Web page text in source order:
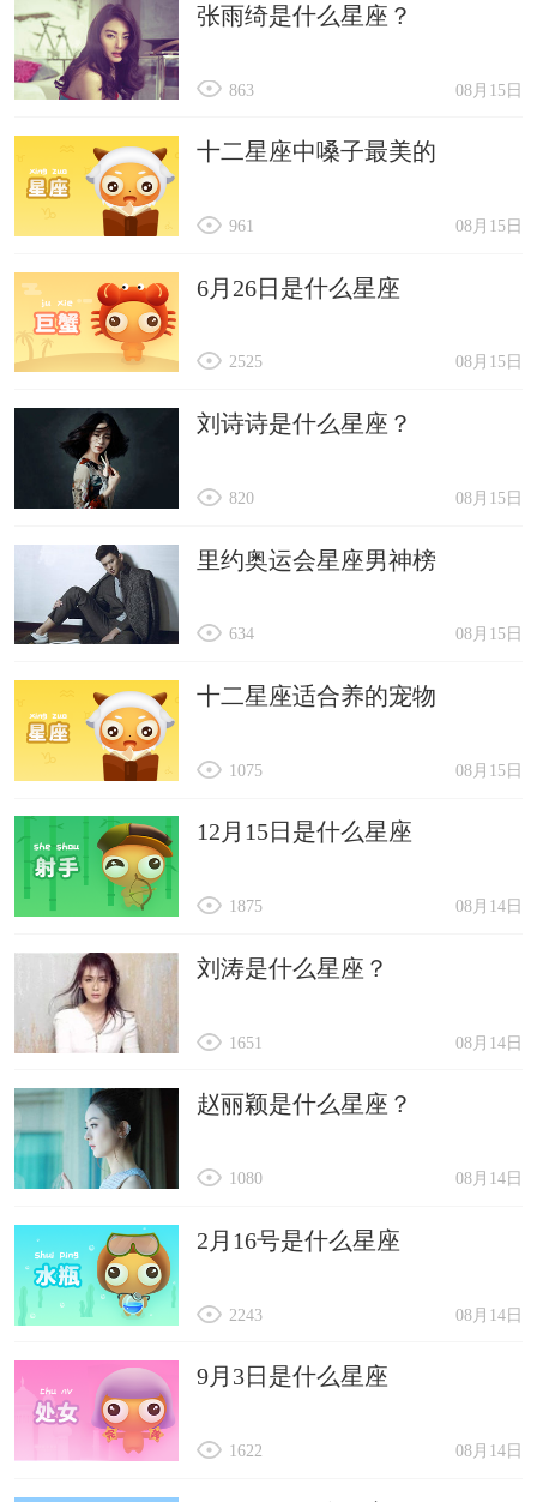
张雨绮是什么星座？
08月15日
863
十二星座中嗓子最美的
08月15日
961
6月26日是什么星座
08月15日
2525
刘诗诗是什么星座？
08月15日
820
里约奥运会星座男神榜
08月15日
634
十二星座适合养的宠物
08月15日
1075
12月15日是什么星座
08月14日
1875
刘涛是什么星座？
08月14日
1651
赵丽颖是什么星座？
08月14日
1080
2月16号是什么星座
08月14日
2243
9月3日是什么星座
08月14日
1622